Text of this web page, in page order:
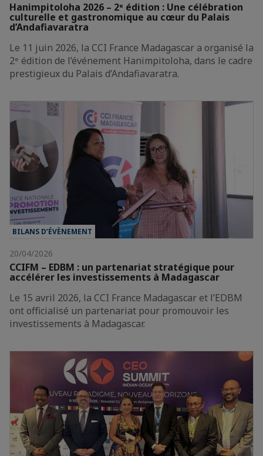
Hanimpitoloha 2026 – 2ᵉ édition : Une célébration
culturelle et gastronomique au cœur du Palais
d’Andafiavaratra
Le 11 juin 2026, la CCI France Madagascar a organisé la
2ᵉ édition de l’événement Hanimpitoloha, dans le cadre
prestigieux du Palais d’Andafiavaratra.
BILANS D’ÉVÈNEMENT
20/04/2026
CCIFM – EDBM : un partenariat stratégique pour
accélérer les investissements à Madagascar
Le 15 avril 2026, la CCI France Madagascar et l’EDBM
ont officialisé un partenariat pour promouvoir les
investissements à Madagascar.